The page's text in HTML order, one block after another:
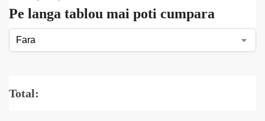
Pe langa tablou mai poti cumpara
Total: